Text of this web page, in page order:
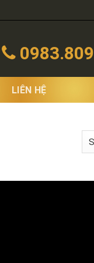
LIÊN HỆ